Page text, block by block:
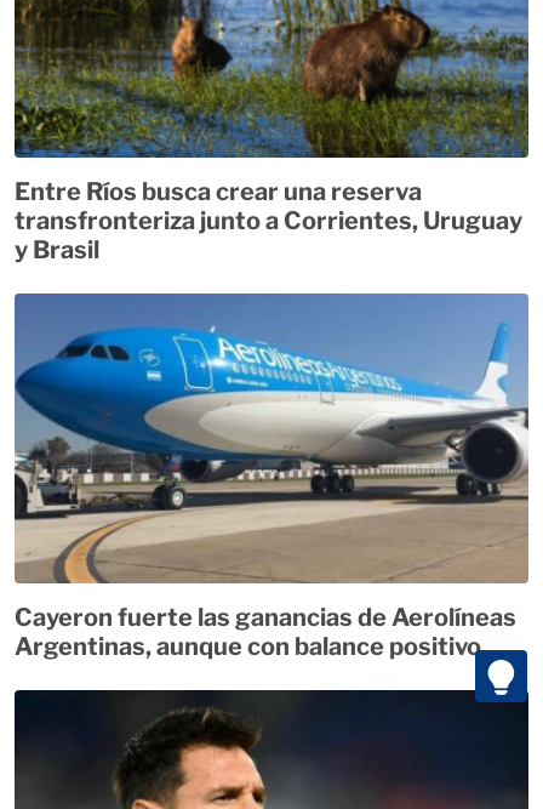
Entre Ríos busca crear una reserva
transfronteriza junto a Corrientes, Uruguay
y Brasil
Cayeron fuerte las ganancias de Aerolíneas
Argentinas, aunque con balance positivo